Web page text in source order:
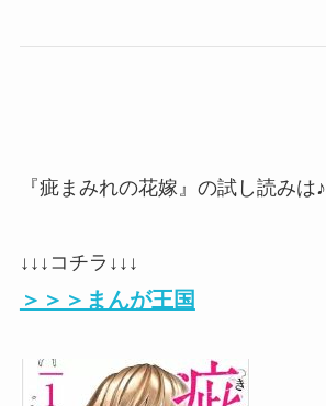
『疵まみれの花嫁』の試し読みは♪
↓↓↓コチラ↓↓↓
＞＞＞まんが王国